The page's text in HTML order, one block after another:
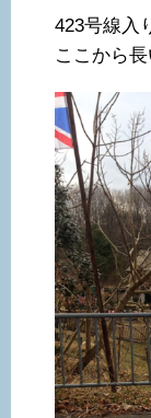
423号線入
ここから